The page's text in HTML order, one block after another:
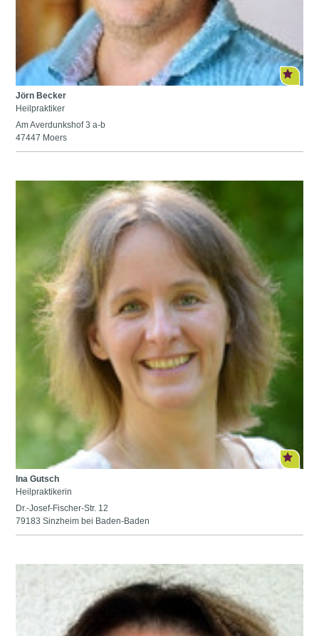
Jörn Becker
Heilpraktiker
Am Averdunkshof 3 a-b
47447 Moers
Ina Gutsch
Heilpraktikerin
Dr.-Josef-Fischer-Str. 12
79183 Sinzheim bei Baden-Baden